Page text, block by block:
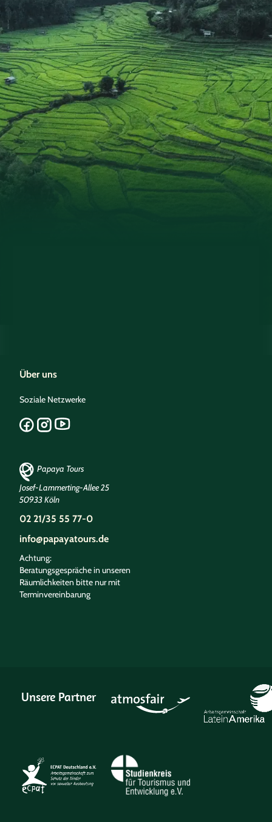
Über uns
Soziale Netzwerke
Papaya Tours
Josef-Lammerting-Allee 25
50933 Köln
02 21/35 55 77-0
info@papayatours.de
Achtung:
Beratungsgespräche in unseren
Räumlichkeiten bitte nur mit
Terminvereinbarung
Unsere Partner